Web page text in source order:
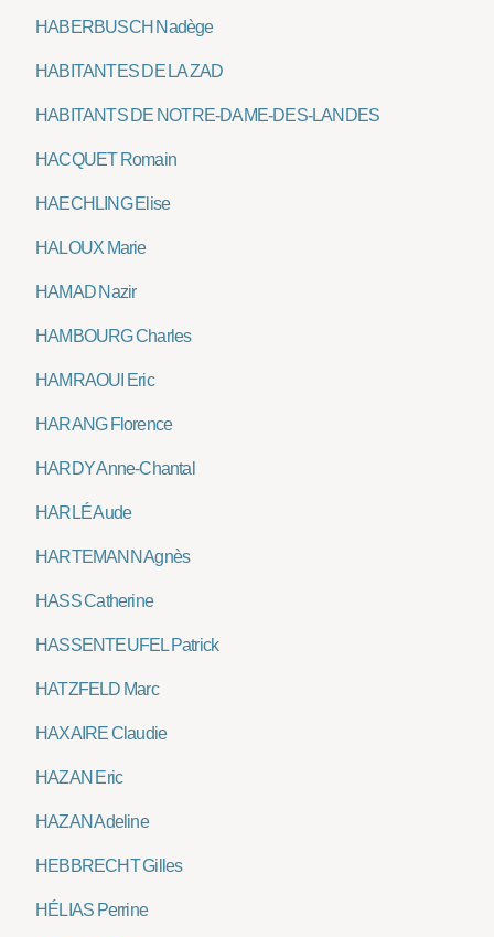
HABERBUSCH Nadège
HABITANTES DE LA ZAD
HABITANTS DE NOTRE-DAME-DES-LANDES
HACQUET Romain
HAECHLING Elise
HALOUX Marie
HAMAD Nazir
HAMBOURG Charles
HAMRAOUI Eric
HARANG Florence
HARDY Anne-Chantal
HARLÉ Aude
HARTEMANN Agnès
HASS Catherine
HASSENTEUFEL Patrick
HATZFELD Marc
HAXAIRE Claudie
HAZAN Eric
HAZAN Adeline
HEBBRECHT Gilles
HÉLIAS Perrine